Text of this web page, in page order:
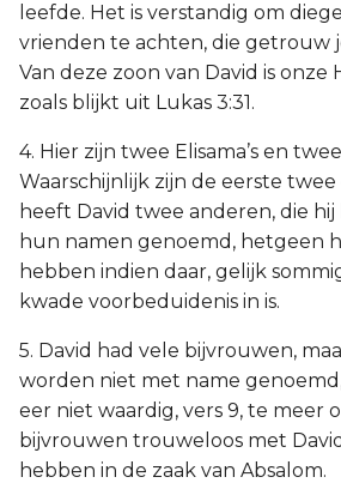
leefde. Het is verstandig om
vrienden te achten, die getrouw
Van deze zoon van David is onze
zoals blijkt uit Lukas 3:31.
4. Hier zijn twee Elisama’s en
Waarschijnlijk zijn de eerste
heeft David twee anderen, die
hun namen genoemd, hetgeen
hebben indien daar, gelijk
kwade voorbeduidenis in is.
5. David had vele bijvrouwen,
worden niet met name
eer niet waardig, vers 9, te meer
bijvrouwen trouweloos met
hebben in de zaak van Absalom.